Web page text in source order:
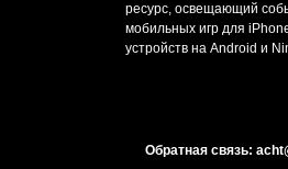
ресурс, освещающий
мобильных игр для
устройств на Android и
Обратная связь: